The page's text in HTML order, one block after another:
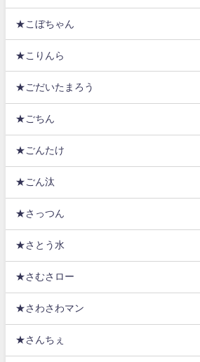
★こぼちゃん
★こりんら
★ごだいたまろう
★ごちん
★ごんたけ
★ごん汰
★さっつん
★さとう水
★さむさロー
★さわさわマン
★さんちぇ